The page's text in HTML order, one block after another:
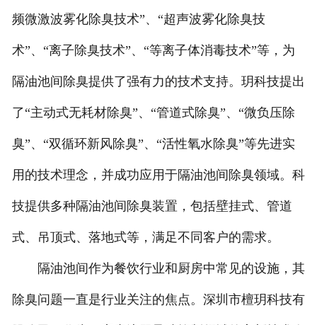
客户案例
科普知识
在线留言
联系我们
频微激波雾化除臭技术”、“超声波雾化除臭技
术”、“离子除臭技术”、“等离子体消毒技术”等，为
隔油池间除臭提供了强有力的技术支持。玥科技提出
了“主动式无耗材除臭”、“管道式除臭”、“微负压除
臭”、“双循环新风除臭”、“活性氧水除臭”等先进实
用的技术理念，并成功应用于隔油池间除臭领域。科
技提供多种隔油池间除臭装置，包括壁挂式、管道
式、吊顶式、落地式等，满足不同客户的需求。
隔油池间作为餐饮行业和厨房中常见的设施，其
除臭问题一直是行业关注的焦点。深圳市檀玥科技有